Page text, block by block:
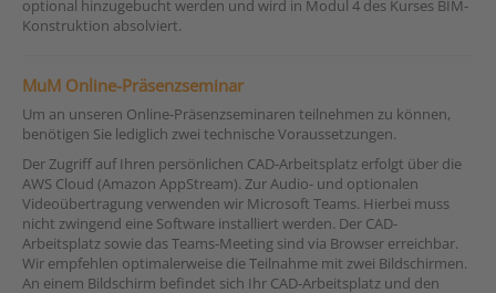
optional hinzugebucht werden und wird in Modul 4 des Kurses BIM-
Konstruktion absolviert.
MuM Online-Präsenzseminar
Um an unseren Online-Präsenzseminaren teilnehmen zu können,
benötigen Sie lediglich zwei technische Voraussetzungen.
Der Zugriff auf Ihren persönlichen CAD-Arbeitsplatz erfolgt über die
AWS Cloud (Amazon AppStream). Zur Audio- und optionalen
Videoübertragung verwenden wir Microsoft Teams. Hierbei muss
nicht zwingend eine Software installiert werden. Der CAD-
Arbeitsplatz sowie das Teams-Meeting sind via Browser erreichbar.
Wir empfehlen optimalerweise die Teilnahme mit zwei Bildschirmen.
An einem Bildschirm befindet sich Ihr CAD-Arbeitsplatz und den